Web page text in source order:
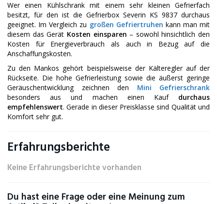
Wer einen Kühlschrank mit einem sehr kleinen Gefrierfach
besitzt, für den ist die Gefrierbox Severin KS 9837 durchaus
geeignet. Im Vergleich zu großen Gefriertruhen kann man mit
diesem das Gerät Kosten einsparen – sowohl hinsichtlich den
Kosten für Energieverbrauch als auch in Bezug auf die
Anschaffungskosten.
Zu den Mankos gehört beispielsweise der Kälteregler auf der
Rückseite. Die hohe Gefrierleistung sowie die äußerst geringe
Geräuschentwicklung zeichnen den Mini Gefrierschrank
besonders aus und machen einen Kauf durchaus
empfehlenswert. Gerade in dieser Preisklasse sind Qualität und
Komfort sehr gut.
Erfahrungsberichte
Keine Erfahrungsberichte vorhanden
Du hast eine Frage oder eine Meinung zum